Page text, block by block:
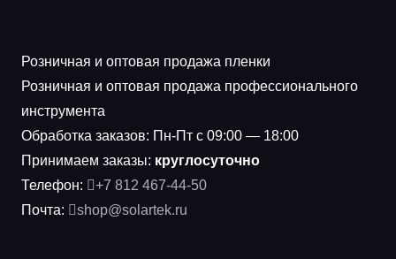
Розничная и оптовая продажа пленки
Розничная и оптовая продажа профессионального
инструмента
Обработка заказов: Пн-Пт с 09:00 — 18:00
Принимаем заказы: круглосуточно
Телефон:
+7 812 467-44-50
Почта:
shop@solartek.ru